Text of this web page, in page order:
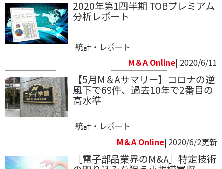
​2020年第1四半期 TOBプレミアム
分析レポート
統計・レポート
M＆A Online| 2020/6/11
【5月M＆Aサマリー】コロナの逆
風下で69件、過去10年で2番目の
高水準
統計・レポート
M＆A Online| 2020/6/2更新
［電子部品業界のM&A］特定技術